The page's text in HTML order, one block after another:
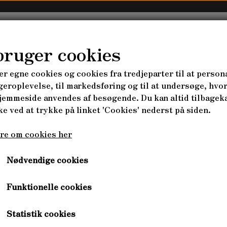
(PDC)
DESIGN
HAVEBRUG
SELVFORSYNING FRA
SKOVHAVEN & FLERÅRIGE
GRØNTSAGER PLANTEFRØ FLERÅRIGE
& KORN PLANTEFRØ BUSKE & TRÆER
LAMMESKIND
LANGHÅREDE LAMMESKIND
FARM PARADISE
FULL DOCUMENTARY
BONUS-HENRICUS
Alm. deltagerpris,
Skovlandbrug Design
1.900,00 kr.
Varenummer: 1076
Bemærk at depositum svarende til 500,- ikke
Prisen inkluderer
cookies
egne cookies og cookies fra tredjeparter til at
til markedsføring og til at undersøge,
anvendes af besøgende. Du kan altid
ved at trykke på linket 'Cookies' nederst på siden.
om cookies her
Nødvendige cookies
Funktionelle cookies
Statistik cookies